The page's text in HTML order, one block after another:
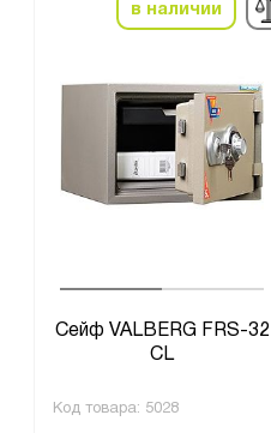
в наличии
Сейф VALBERG FRS-32
CL
Код товара: 5028